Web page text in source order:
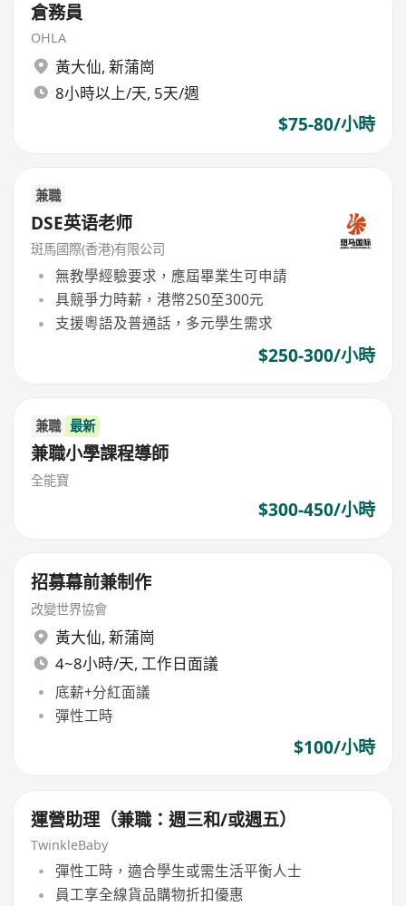
倉務員
OHLA
黃大仙, 新蒲崗
8小時以上/天, 5天/週
$75-80/小時
兼職
DSE英语老师
斑馬國際(香港)有限公司
無教學經驗要求，應屆畢業生可申請
具競爭力時薪，港幣250至300元
支援粵語及普通話，多元學生需求
$250-300/小時
兼職 最新
兼職小學課程導師
全能寶
$300-450/小時
招募幕前兼制作
改變世界協會
黃大仙, 新蒲崗
4~8小時/天, 工作日面議
底薪+分紅面議
彈性工時
$100/小時
運營助理（兼職：週三和/或週五）
TwinkleBaby
彈性工時，適合學生或需生活平衡人士
員工享全線貨品購物折扣優惠